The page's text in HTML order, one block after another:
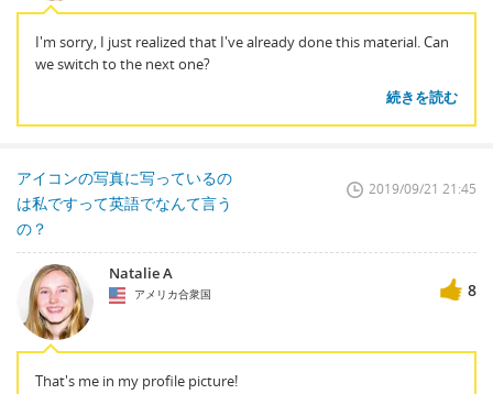
I'm sorry, I just realized that I've already done this material. Can
we switch to the next one?
続きを読む
アイコンの写真に写っているの
は私ですって英語でなんて言う
の？
2019/09/21 21:45
Natalie A
アメリカ合衆国 8
That's me in my profile picture!